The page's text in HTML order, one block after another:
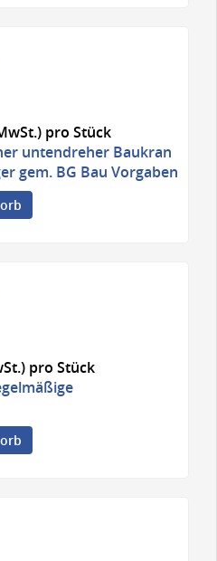
pro Stück
untendreher Baukran
gem. BG Bau Vorgaben
pro Stück